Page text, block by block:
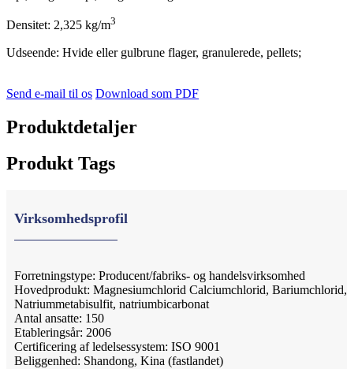
Densitet: 2,325 kg/m3
Udseende: Hvide eller gulbrune flager, granulerede, pellets;
Send e-mail til os Download som PDF
Produktdetaljer
Produkt Tags
Virksomhedsprofil
Forretningstype: Producent/fabriks- og handelsvirksomhed
Hovedprodukt: Magnesiumchlorid Calciumchlorid, Bariumchlorid,
Natriummetabisulfit, natriumbicarbonat
Antal ansatte: 150
Etableringsår: 2006
Certificering af ledelsessystem: ISO 9001
Beliggenhed: Shandong, Kina (fastlandet)